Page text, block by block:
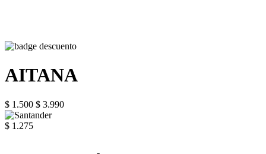
AITANA
$ 1.500 $ 3.990
$ 1.275